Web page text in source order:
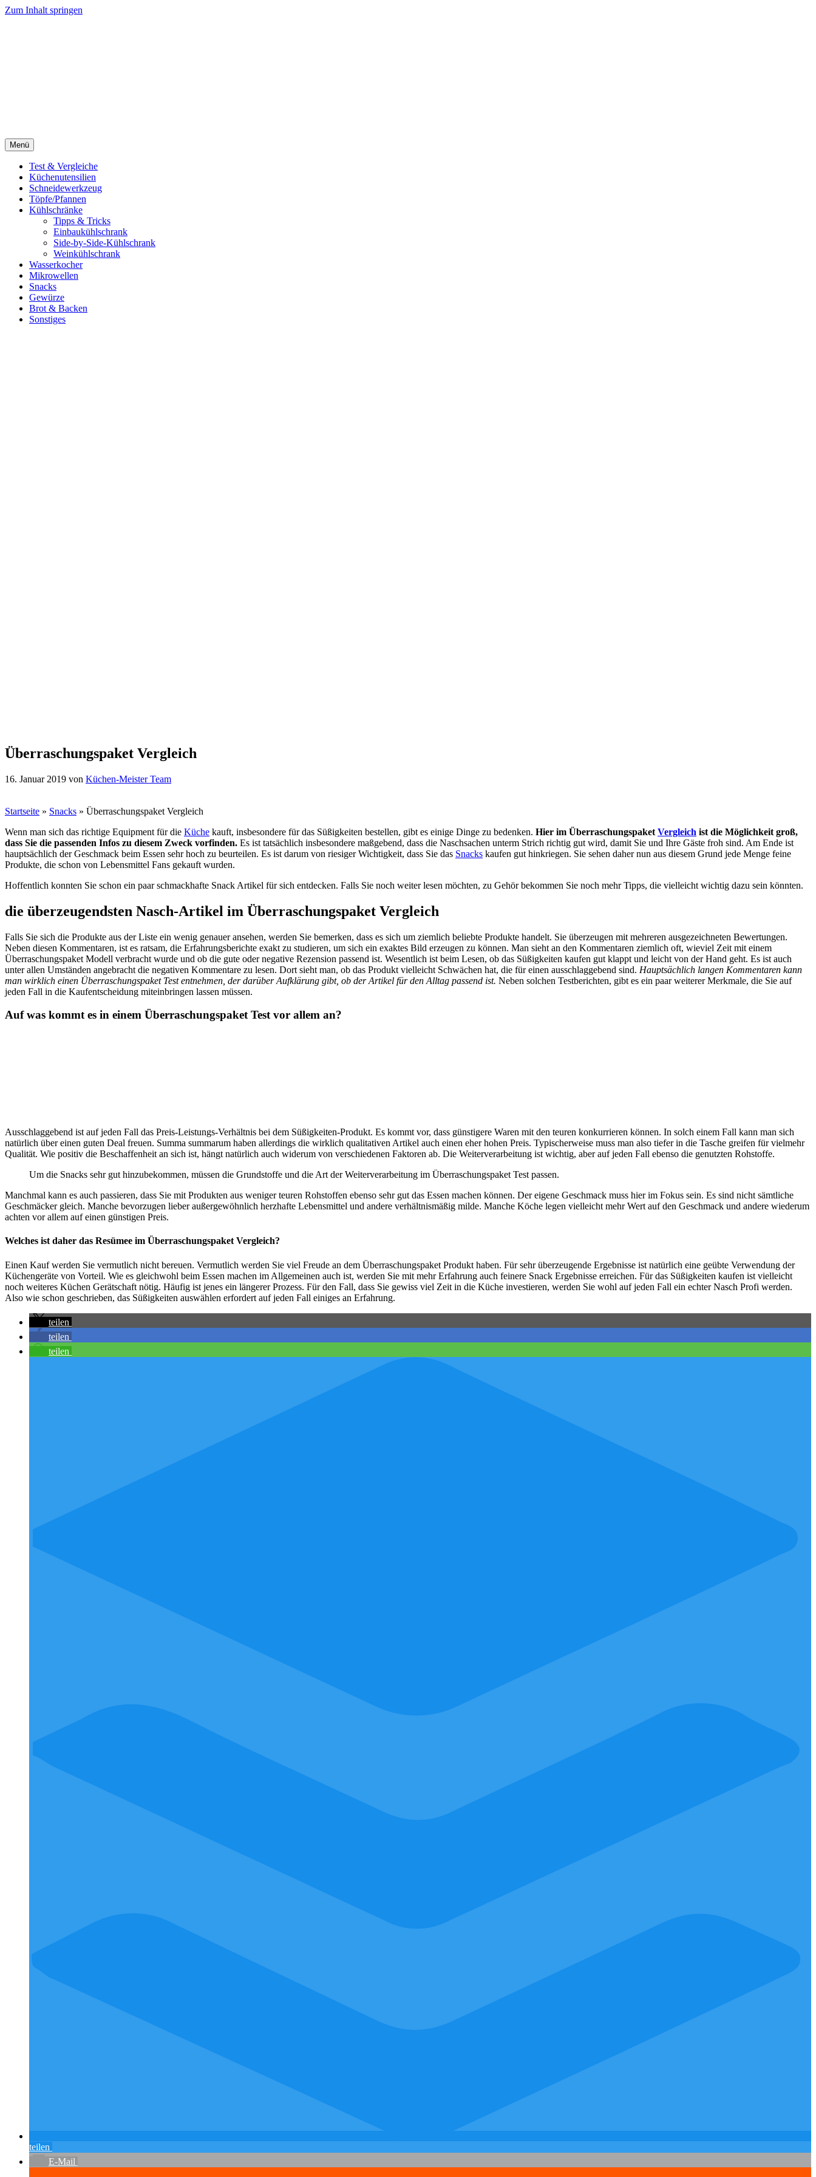
Zum Inhalt springen
Menü
Test & Vergleiche
Küchenutensilien
Schneidewerkzeug
Töpfe/Pfannen
Kühlschränke
Tipps & Tricks
Einbaukühlschrank
Side-by-Side-Kühlschrank
Weinkühlschrank
Wasserkocher
Mikrowellen
Snacks
Gewürze
Brot & Backen
Sonstiges
Überraschungspaket Vergleich
16. Januar 2019 von Küchen-Meister Team
Startseite » Snacks » Überraschungspaket Vergleich
Wenn man sich das richtige Equipment für die Küche kauft, insbesondere für das Süßigkeiten bestellen, gibt es einige Dinge zu bedenken. Hier im Überraschungspaket Vergleich ist die Möglichkeit groß,
dass Sie die passenden Infos zu diesem Zweck vorfinden. Es ist tatsächlich insbesondere maßgebend, dass die Naschsachen unterm Strich richtig gut wird, damit Sie und Ihre Gäste froh sind. Am Ende ist
hauptsächlich der Geschmack beim Essen sehr hoch zu beurteilen. Es ist darum von riesiger Wichtigkeit, dass Sie das Snacks kaufen gut hinkriegen. Sie sehen daher nun aus diesem Grund jede Menge feine
Produkte, die schon von Lebensmittel Fans gekauft wurden.
Hoffentlich konnten Sie schon ein paar schmackhafte Snack Artikel für sich entdecken. Falls Sie noch weiter lesen möchten, zu Gehör bekommen Sie noch mehr Tipps, die vielleicht wichtig dazu sein könnten.
die überzeugendsten Nasch-Artikel im Überraschungspaket Vergleich
Falls Sie sich die Produkte aus der Liste ein wenig genauer ansehen, werden Sie bemerken, dass es sich um ziemlich beliebte Produkte handelt. Sie überzeugen mit mehreren ausgezeichneten Bewertungen.
Neben diesen Kommentaren, ist es ratsam, die Erfahrungsberichte exakt zu studieren, um sich ein exaktes Bild erzeugen zu können. Man sieht an den Kommentaren ziemlich oft, wieviel Zeit mit einem
Überraschungspaket Modell verbracht wurde und ob die gute oder negative Rezension passend ist. Wesentlich ist beim Lesen, ob das Süßigkeiten kaufen gut klappt und leicht von der Hand geht. Es ist auch
unter allen Umständen angebracht die negativen Kommentare zu lesen. Dort sieht man, ob das Produkt vielleicht Schwächen hat, die für einen ausschlaggebend sind. Hauptsächlich langen Kommentaren kann
man wirklich einen Überraschungspaket Test entnehmen, der darüber Aufklärung gibt, ob der Artikel für den Alltag passend ist. Neben solchen Testberichten, gibt es ein paar weiterer Merkmale, die Sie auf
jeden Fall in die Kaufentscheidung miteinbringen lassen müssen.
Auf was kommt es in einem Überraschungspaket Test vor allem an?
Ausschlaggebend ist auf jeden Fall das Preis-Leistungs-Verhältnis bei dem Süßigkeiten-Produkt. Es kommt vor, dass günstigere Waren mit den teuren konkurrieren können. In solch einem Fall kann man sich
natürlich über einen guten Deal freuen. Summa summarum haben allerdings die wirklich qualitativen Artikel auch einen eher hohen Preis. Typischerweise muss man also tiefer in die Tasche greifen für vielmehr
Qualität. Wie positiv die Beschaffenheit an sich ist, hängt natürlich auch widerum von verschiedenen Faktoren ab. Die Weiterverarbeitung ist wichtig, aber auf jeden Fall ebenso die genutzten Rohstoffe.
Um die Snacks sehr gut hinzubekommen, müssen die Grundstoffe und die Art der Weiterverarbeitung im Überraschungspaket Test passen.
Manchmal kann es auch passieren, dass Sie mit Produkten aus weniger teuren Rohstoffen ebenso sehr gut das Essen machen können. Der eigene Geschmack muss hier im Fokus sein. Es sind nicht sämtliche
Geschmäcker gleich. Manche bevorzugen lieber außergewöhnlich herzhafte Lebensmittel und andere verhältnismäßig milde. Manche Köche legen vielleicht mehr Wert auf den Geschmack und andere wiederum
achten vor allem auf einen günstigen Preis.
Welches ist daher das Resümee im Überraschungspaket Vergleich?
Einen Kauf werden Sie vermutlich nicht bereuen. Vermutlich werden Sie viel Freude an dem Überraschungspaket Produkt haben. Für sehr überzeugende Ergebnisse ist natürlich eine geübte Verwendung der
Küchengeräte von Vorteil. Wie es gleichwohl beim Essen machen im Allgemeinen auch ist, werden Sie mit mehr Erfahrung auch feinere Snack Ergebnisse erreichen. Für das Süßigkeiten kaufen ist vielleicht
noch weiteres Küchen Gerätschaft nötig. Häufig ist jenes ein längerer Prozess. Für den Fall, dass Sie gewiss viel Zeit in die Küche investieren, werden Sie wohl auf jeden Fall ein echter Nasch Profi werden.
Also wie schon geschrieben, das Süßigkeiten auswählen erfordert auf jeden Fall einiges an Erfahrung.
teilen
teilen
teilen
teilen
E-Mail